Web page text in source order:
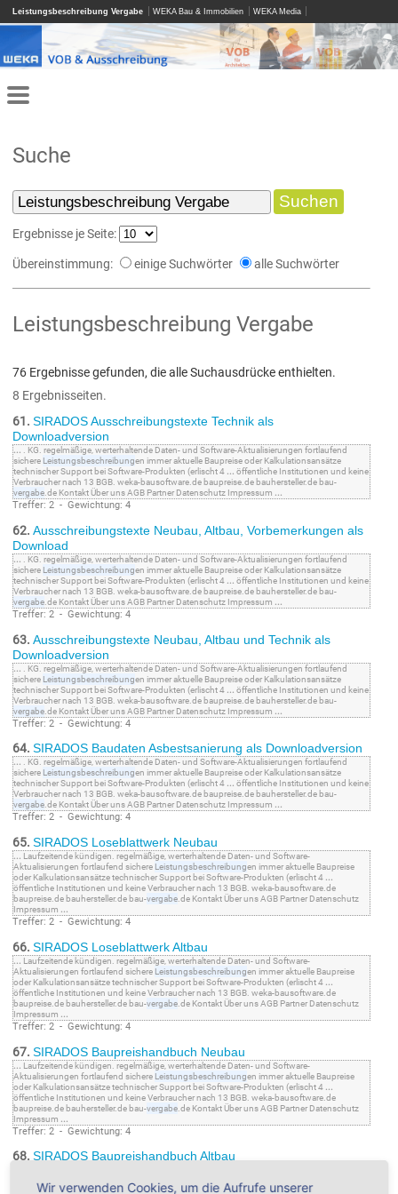
Leistungsbeschreibung Vergabe WEKA Bau & Immobilien WEKA Media
Suche
Ergebnisse je Seite:
Übereinstimmung: einige Suchwörter alle Suchwörter
Leistungsbeschreibung Vergabe
76 Ergebnisse gefunden, die alle Suchausdrücke enthielten.
8 Ergebnisseiten.
61. SIRADOS Ausschreibungstexte Technik als
Downloadversion
... . KG. regelmäßige, werterhaltende Daten- und Software-Aktualisierungen fortlaufend
sichere Leistungsbeschreibungen immer aktuelle Baupreise oder Kalkulationsansätze
technischer Support bei Software-Produkten (erlischt 4 ... öffentliche Institutionen und keine
Verbraucher nach 13 BGB. weka-bausoftware.de baupreise.de bauhersteller.de bau-
vergabe.de Kontakt Über uns AGB Partner Datenschutz Impressum ...
Treffer: 2 - Gewichtung: 4
62. Ausschreibungstexte Neubau, Altbau, Vorbemerkungen als
Download
... . KG. regelmäßige, werterhaltende Daten- und Software-Aktualisierungen fortlaufend
sichere Leistungsbeschreibungen immer aktuelle Baupreise oder Kalkulationsansätze
technischer Support bei Software-Produkten (erlischt 4 ... öffentliche Institutionen und keine
Verbraucher nach 13 BGB. weka-bausoftware.de baupreise.de bauhersteller.de bau-
vergabe.de Kontakt Über uns AGB Partner Datenschutz Impressum ...
Treffer: 2 - Gewichtung: 4
63. Ausschreibungstexte Neubau, Altbau und Technik als
Downloadversion
... . KG. regelmäßige, werterhaltende Daten- und Software-Aktualisierungen fortlaufend
sichere Leistungsbeschreibungen immer aktuelle Baupreise oder Kalkulationsansätze
technischer Support bei Software-Produkten (erlischt 4 ... öffentliche Institutionen und keine
Verbraucher nach 13 BGB. weka-bausoftware.de baupreise.de bauhersteller.de bau-
vergabe.de Kontakt Über uns AGB Partner Datenschutz Impressum ...
Treffer: 2 - Gewichtung: 4
64. SIRADOS Baudaten Asbestsanierung als Downloadversion
... . KG. regelmäßige, werterhaltende Daten- und Software-Aktualisierungen fortlaufend
sichere Leistungsbeschreibungen immer aktuelle Baupreise oder Kalkulationsansätze
technischer Support bei Software-Produkten (erlischt 4 ... öffentliche Institutionen und keine
Verbraucher nach 13 BGB. weka-bausoftware.de baupreise.de bauhersteller.de bau-
vergabe.de Kontakt Über uns AGB Partner Datenschutz Impressum ...
Treffer: 2 - Gewichtung: 4
65. SIRADOS Loseblattwerk Neubau
... Laufzeitende kündigen. regelmäßige, werterhaltende Daten- und Software-
Aktualisierungen fortlaufend sichere Leistungsbeschreibungen immer aktuelle Baupreise
oder Kalkulationsansätze technischer Support bei Software-Produkten (erlischt 4 ...
öffentliche Institutionen und keine Verbraucher nach 13 BGB. weka-bausoftware.de
baupreise.de bauhersteller.de bau-vergabe.de Kontakt Über uns AGB Partner Datenschutz
Impressum ...
Treffer: 2 - Gewichtung: 4
66. SIRADOS Loseblattwerk Altbau
... Laufzeitende kündigen. regelmäßige, werterhaltende Daten- und Software-
Aktualisierungen fortlaufend sichere Leistungsbeschreibungen immer aktuelle Baupreise
oder Kalkulationsansätze technischer Support bei Software-Produkten (erlischt 4 ...
öffentliche Institutionen und keine Verbraucher nach 13 BGB. weka-bausoftware.de
baupreise.de bauhersteller.de bau-vergabe.de Kontakt Über uns AGB Partner Datenschutz
Impressum ...
Treffer: 2 - Gewichtung: 4
67. SIRADOS Baupreishandbuch Neubau
... Laufzeitende kündigen. regelmäßige, werterhaltende Daten- und Software-
Aktualisierungen fortlaufend sichere Leistungsbeschreibungen immer aktuelle Baupreise
oder Kalkulationsansätze technischer Support bei Software-Produkten (erlischt 4 ...
öffentliche Institutionen und keine Verbraucher nach 13 BGB. weka-bausoftware.de
baupreise.de bauhersteller.de bau-vergabe.de Kontakt Über uns AGB Partner Datenschutz
Impressum ...
Treffer: 2 - Gewichtung: 4
68. SIRADOS Baupreishandbuch Altbau
Aktualisierungen fortlaufend sichere Leistungsbeschreibung
en immer aktuelle Baupreise
oder Kalkulationsansätze technischer Support bei Software-Produkten (erlischt 4
Wir verwenden Cookies, um die Aufrufe unserer